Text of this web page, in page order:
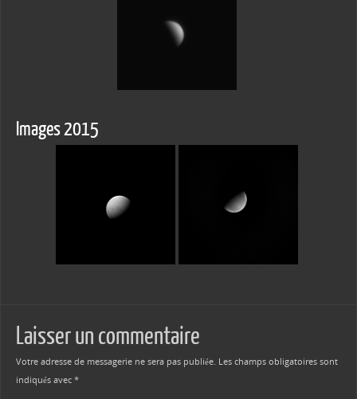
Images 2015
Laisser un commentaire
Votre adresse de messagerie ne sera pas publiée. Les champs obligatoires sont
indiqués avec *